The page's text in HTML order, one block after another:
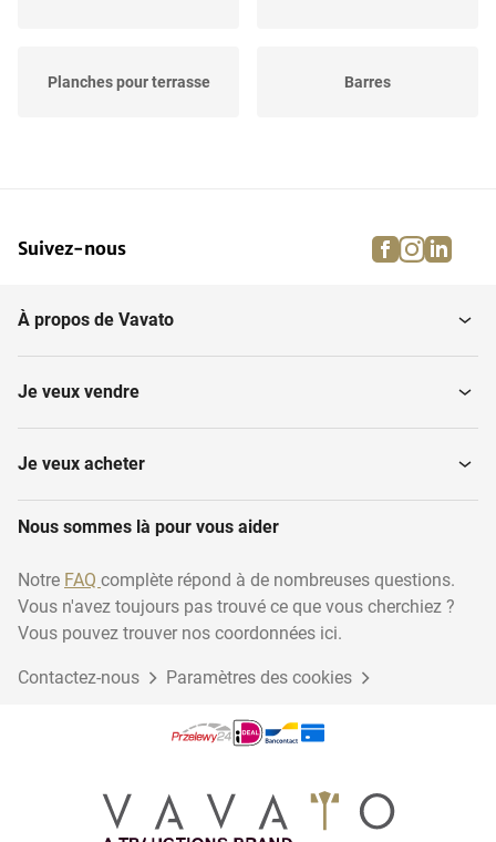
Planches pour terrasse Barres
Suivez-nous facebook
À propos de Vavato
Je veux vendre
Je veux acheter
Nous sommes là pour vous aider
Notre FAQ complète répond à de nombreuses questions.
Vous n'avez toujours pas trouvé ce que vous cherchiez ?
Vous pouvez trouver nos coordonnées ici.
Contactez-nous Paramètres des cookies